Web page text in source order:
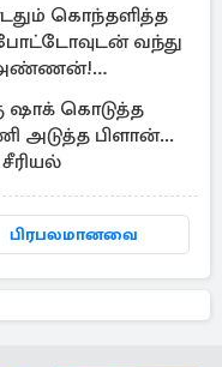
கொந்தளித்த
வந்து
அண்ணன்!
பரபரப்பு
ஷாக் கொடுத்த
அடுத்த பிளான்...
பிரபலமானவை